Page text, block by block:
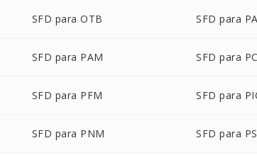
SFD para OTB SFD para
SFD para PAM SFD para
SFD para PFM SFD para
SFD para PNM SFD para